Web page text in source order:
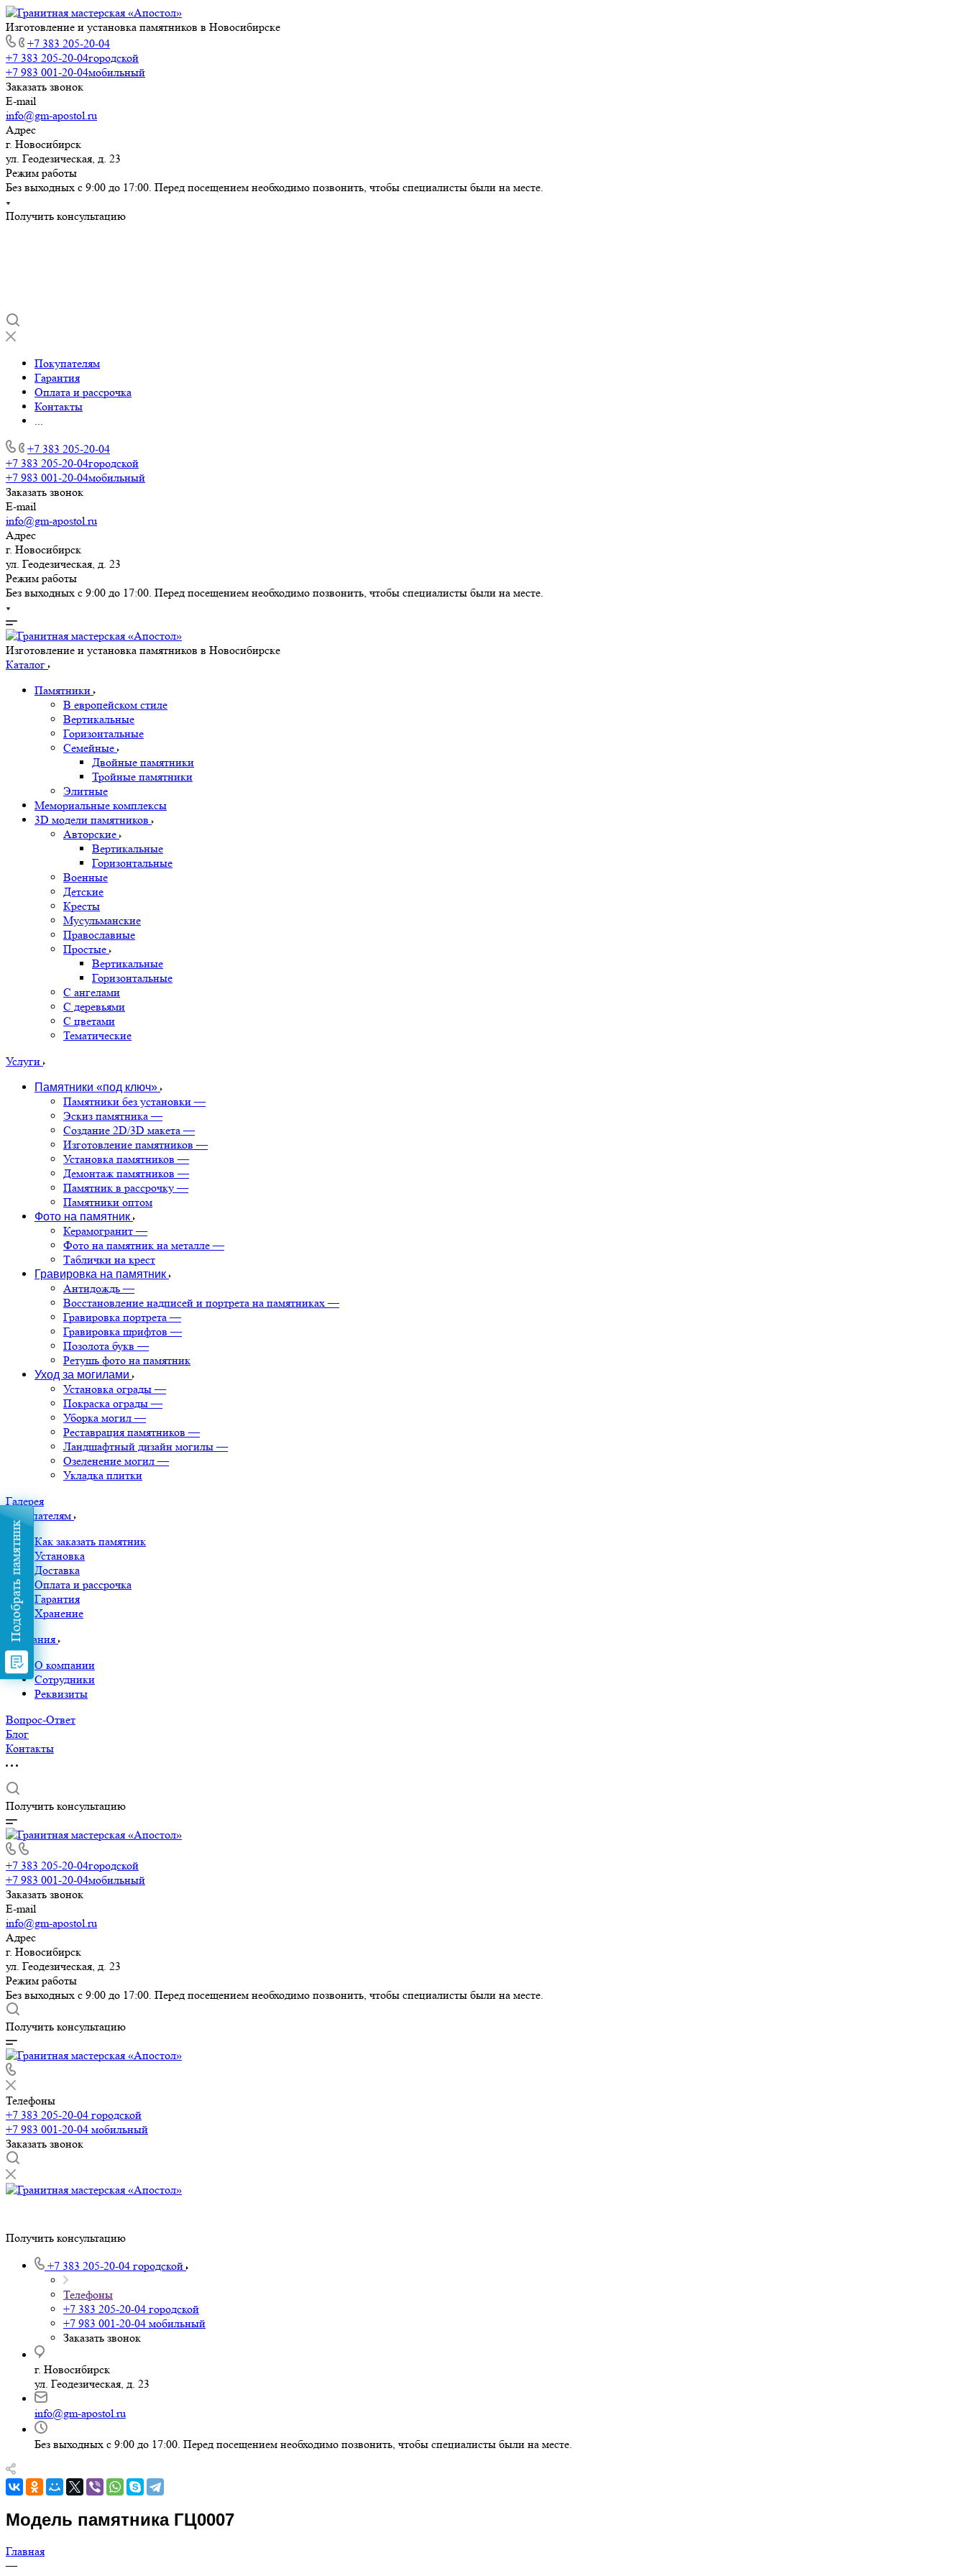
Подобрать памятник
Изготовление и установка памятников в Новосибирске
+7 383 205-20-04
+7 383 205-20-04городской
+7 983 001-20-04мобильный
Заказать звонок
E-mail
info@gm-apostol.ru
Адрес
г. Новосибирск
ул. Геодезическая, д. 23
Режим работы
Без выходных с 9:00 до 17:00. Перед посещением необходимо позвонить, чтобы специалисты были на месте.
Получить консультацию
Покупателям
Гарантия
Оплата и рассрочка
Контакты
...
+7 383 205-20-04
+7 383 205-20-04городской
+7 983 001-20-04мобильный
Заказать звонок
E-mail
info@gm-apostol.ru
Адрес
г. Новосибирск
ул. Геодезическая, д. 23
Режим работы
Без выходных с 9:00 до 17:00. Перед посещением необходимо позвонить, чтобы специалисты были на месте.
Изготовление и установка памятников в Новосибирске
Каталог
Памятники
В европейском стиле
Вертикальные
Горизонтальные
Семейные
Двойные памятники
Тройные памятники
Элитные
Мемориальные комплексы
3D модели памятников
Авторские
Вертикальные
Горизонтальные
Военные
Детские
Кресты
Мусульманские
Православные
Простые
Вертикальные
Горизонтальные
С ангелами
С деревьями
С цветами
Тематические
Услуги
Памятники «под ключ»
Памятники без установки —
Эскиз памятника —
Создание 2D/3D макета —
Изготовление памятников —
Установка памятников —
Демонтаж памятников —
Памятник в рассрочку —
Памятники оптом
Фото на памятник
Керамогранит —
Фото на памятник на металле —
Таблички на крест
Гравировка на памятник
Антидождь —
Восстановление надписей и портрета на памятниках —
Гравировка портрета —
Гравировка шрифтов —
Позолота букв —
Ретушь фото на памятник
Уход за могилами
Установка ограды —
Покраска ограды —
Уборка могил —
Реставрация памятников —
Ландшафтный дизайн могилы —
Озеленение могил —
Укладка плитки
Галерея
Покупателям
Как заказать памятник
Установка
Доставка
Оплата и рассрочка
Гарантия
Хранение
Компания
О компании
Сотрудники
Реквизиты
Вопрос-Ответ
Блог
Контакты
Получить консультацию
+7 383 205-20-04городской
+7 983 001-20-04мобильный
Заказать звонок
E-mail
info@gm-apostol.ru
Адрес
г. Новосибирск
ул. Геодезическая, д. 23
Режим работы
Без выходных с 9:00 до 17:00. Перед посещением необходимо позвонить, чтобы специалисты были на месте.
Получить консультацию
Телефоны
+7 383 205-20-04 городской
+7 983 001-20-04 мобильный
Заказать звонок
Получить консультацию
+7 383 205-20-04 городской
Телефоны
+7 383 205-20-04 городской
+7 983 001-20-04 мобильный
Заказать звонок
г. Новосибирск
ул. Геодезическая, д. 23
info@gm-apostol.ru
Без выходных с 9:00 до 17:00. Перед посещением необходимо позвонить, чтобы специалисты были на месте.
Модель памятника ГЦ0007
Главная
—